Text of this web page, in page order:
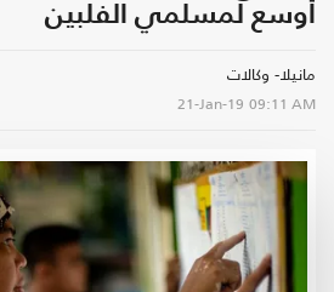
أوسع لمسلمي الفلبين
مانيلا- وكالات
21-Jan-19 09:11 AM